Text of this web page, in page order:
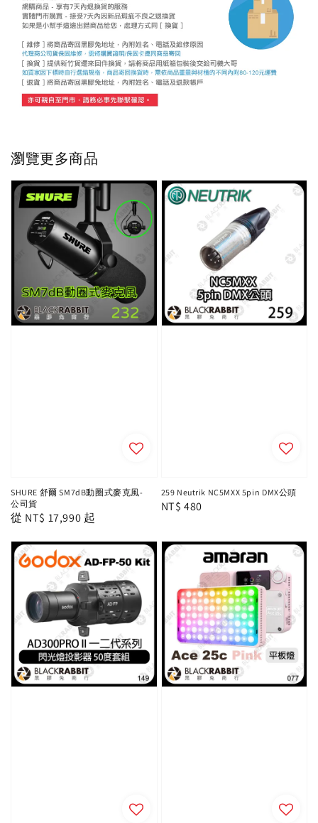
瀏覽更多商品
SHURE 舒爾 SM7dB動圈式麥克風-
公司貨
Regular
從 NT$ 17,990 起
259 Neutrik NC5MXX 5pin DMX公頭
Regular
NT$ 480